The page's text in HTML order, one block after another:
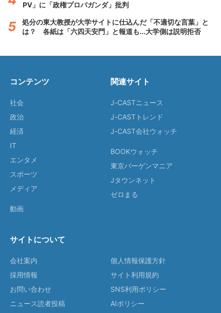
PV」に「政権プロパガンダ」批判
処分の東大教授が大学サイトに仕込んだ「不適切な言葉」と
は？ 各紙は「六四天安門」と報道も...大学側は説明拒否
コンテンツ
社会
政治
経済
IT
エンタメ
スポーツ
メディア
動画
関連サイト
J-CASTニュース
J-CASTトレンド
J-CAST会社ウォッチ
BOOKウォッチ
東京バーゲンマニア
Jタウンネット
ゼロまる
サイトについて
会社案内
採用情報
お問い合わせ
ニュース読者投稿
個人情報保護方針
サイト利用規約
SNS利用ポリシー
AIポリシー